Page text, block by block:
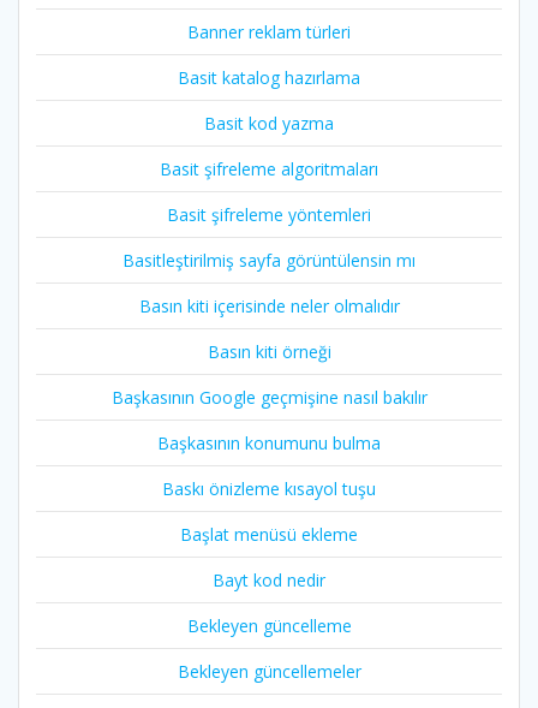
Banner reklam türleri
Basit katalog hazırlama
Basit kod yazma
Basit şifreleme algoritmaları
Basit şifreleme yöntemleri
Basitleştirilmiş sayfa görüntülensin mı
Basın kiti içerisinde neler olmalıdır
Basın kiti örneği
Başkasının Google geçmişine nasıl bakılır
Başkasının konumunu bulma
Baskı önizleme kısayol tuşu
Başlat menüsü ekleme
Bayt kod nedir
Bekleyen güncelleme
Bekleyen güncellemeler